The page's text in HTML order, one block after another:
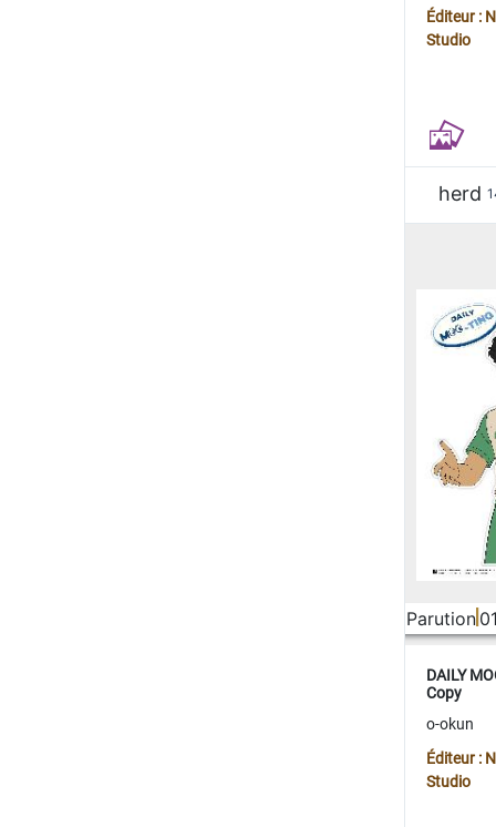
Éditeur :
Studio
herd
Parution
DAILY
Copy
o-okun
Éditeur :
Studio